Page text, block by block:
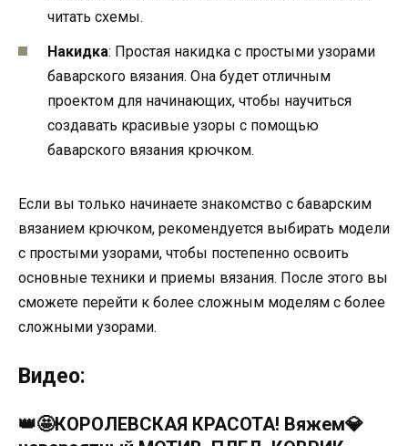
читать схемы.
Накидка: Простая накидка с простыми узорами
баварского вязания. Она будет отличным
проектом для начинающих, чтобы научиться
создавать красивые узоры с помощью
баварского вязания крючком.
Если вы только начинаете знакомство с баварским
вязанием крючком, рекомендуется выбирать модели
с простыми узорами, чтобы постепенно освоить
основные техники и приемы вязания. После этого вы
сможете перейти к более сложным моделям с более
сложными узорами.
Видео:
👑🤩КОРОЛЕВСКАЯ КРАСОТА! Вяжем💎